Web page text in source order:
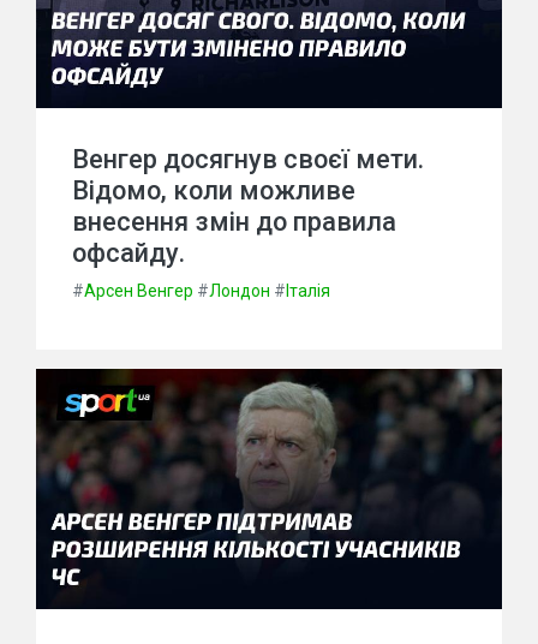
Венгер досягнув своєї мети.
Відомо, коли можливе
внесення змін до правила
офсайду.
#Арсен Венгер #Лондон # Італія